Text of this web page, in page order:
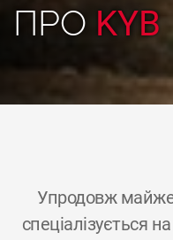
ПРО KYB
Упродовж майже
спеціалізується